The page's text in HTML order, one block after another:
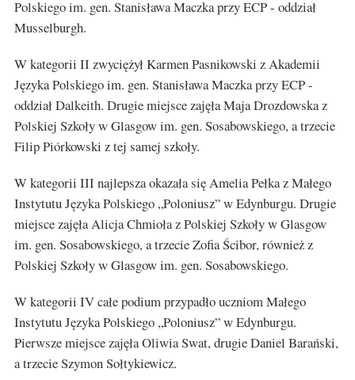
Polskiego im. gen. Stanisława Maczka przy ECP - oddział
Musselburgh.
W kategorii II zwyciężył Karmen Pasnikowski z Akademii
Języka Polskiego im. gen. Stanisława Maczka przy ECP -
oddział Dalkeith. Drugie miejsce zajęła Maja Drozdowska z
Polskiej Szkoły w Glasgow im. gen. Sosabowskiego, a trzecie
Filip Piórkowski z tej samej szkoły.
W kategorii III najlepsza okazała się Amelia Pełka z Małego
Instytutu Języka Polskiego „Poloniusz” w Edynburgu. Drugie
miejsce zajęła Alicja Chmioła z Polskiej Szkoły w Glasgow
im. gen. Sosabowskiego, a trzecie Zofia Ścibor, również z
Polskiej Szkoły w Glasgow im. gen. Sosabowskiego.
W kategorii IV całe podium przypadło uczniom Małego
Instytutu Języka Polskiego „Poloniusz” w Edynburgu.
Pierwsze miejsce zajęła Oliwia Swat, drugie Daniel Barański,
a trzecie Szymon Sołtykiewicz.